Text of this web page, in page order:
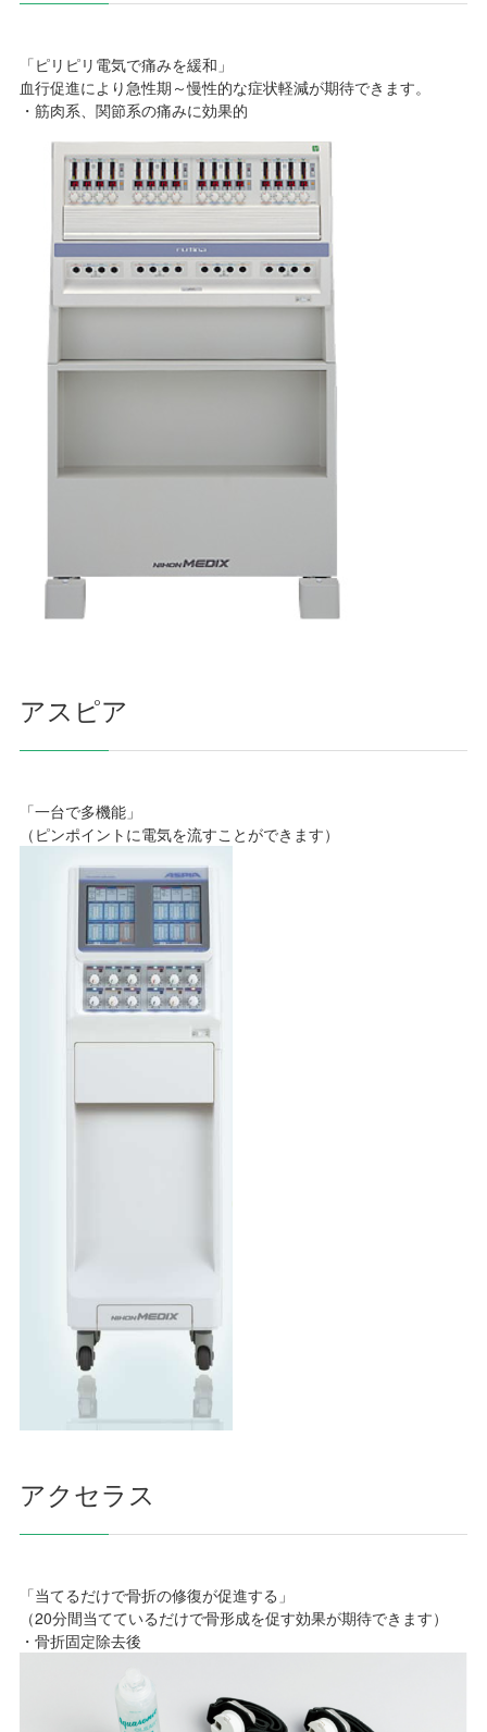
「ピリピリ電気で痛みを緩和」
血行促進により急性期～慢性的な症状軽減が期待できます。
・筋肉系、関節系の痛みに効果的
アスピア
「一台で多機能」
（ピンポイントに電気を流すことができます）
アクセラス
「当てるだけで骨折の修復が促進する」
（20分間当てているだけで骨形成を促す効果が期待できます）
・骨折固定除去後